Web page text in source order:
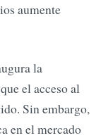
aumente
la
el acceso al
Sin embargo,
en el mercado